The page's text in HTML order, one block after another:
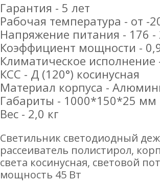
Гарантия - 5 лет
Рабочая температура - от -
Напряжение питания - 176 -
Коэффициент мощности -
Климатическое исполнение
КСС - Д (120°) косинусная
Материал корпуса -
Габариты - 1000*150*25 мм
Вес - 2,0 кг
Светильник светодиодный
рассеиватель полистирол,
света косинусная, световой
мощность 45 Вт